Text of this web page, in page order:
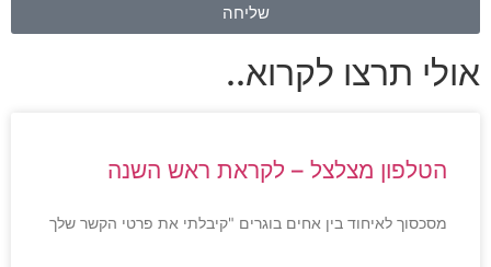
שליחה
אולי תרצו לקרוא..
הטלפון מצלצל – לקראת ראש השנה
מסכסוך לאיחוד בין אחים בוגרים "קיבלתי את פרטי הקשר שלך